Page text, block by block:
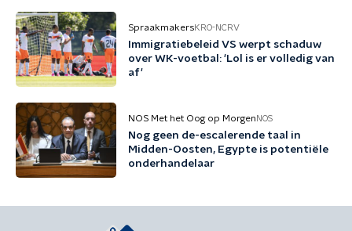
SpraakmakersKRO-NCRV
Immigratiebeleid VS werpt schaduw
over WK-voetbal: 'Lol is er volledig van
af'
NOS Met het Oog op Morgen NOS
Nog geen de-escalerende taal in
Midden-Oosten, Egypte is potentiële
onderhandelaar